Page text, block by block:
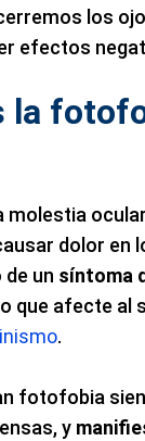
los
efectos
la
dolor en
un síntoma
que afecte al
.
fotofobia
y